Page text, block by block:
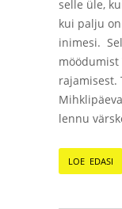
selle üle,
kui palju
inimesi.
rajamisest.
lennu
LOE EDASI